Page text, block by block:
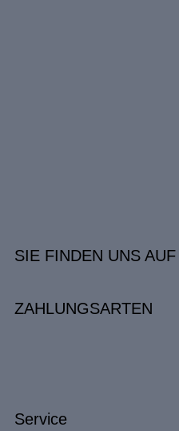
SIE FINDEN UNS AUF
ZAHLUNGSARTEN
Service